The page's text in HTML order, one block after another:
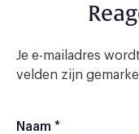
Je e-mailadres
velden zijn
Naam *